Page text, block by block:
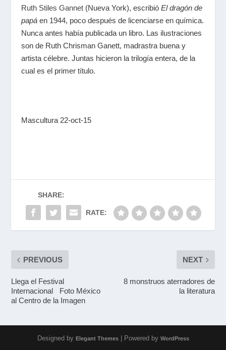
Ruth Stiles Gannet (Nueva York), escribióEl dragón de
papáen 1944, poco después de licenciarse en química.
Nunca antes había publicada un libro. Las ilustraciones
son de Ruth Chrisman Ganett, madrastra buena y
artista célebre. Juntas hicieron la trilogía entera, de la
cual es el primer título.
Mascultura 22-oct-15
SHARE:
RATE:
PREVIOUS
Llega el Festival
Internacional Foto México
al Centro de la Imagen
NEXT
8 monstruos aterradores de
la literatura
Designed by Elegant Themes| Powered by WordPress